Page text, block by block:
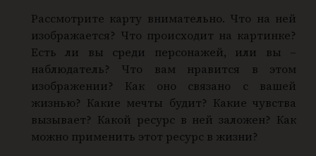
Рассмотрите карту внимательно. Что на ней
изображается? Что происходит на картинке?
Есть ли вы среди персонажей, или вы –
наблюдатель? Что вам нравится в этом
изображении? Как оно связано с вашей
жизнью? Какие мечты будит? Какие чувства
вызывает? Какой ресурс в ней заложен? Как
можно применить этот ресурс в жизни?